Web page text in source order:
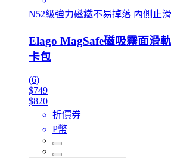
N52級強力磁鐵不易掉落 內側止
Elago MagSafe磁吸霧面滑
卡包
(6)
$749
$820
折價券
P幣